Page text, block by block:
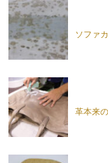
ソファ
革本来